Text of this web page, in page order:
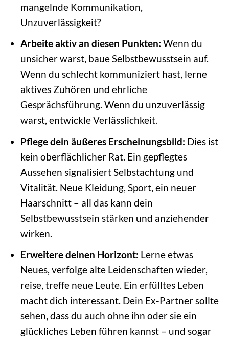
mangelnde Kommunikation,
Unzuverlässigkeit?
Arbeite aktiv an diesen Punkten: Wenn du
unsicher warst, baue Selbstbewusstsein auf.
Wenn du schlecht kommuniziert hast, lerne
aktives Zuhören und ehrliche
Gesprächsführung. Wenn du unzuverlässig
warst, entwickle Verlässlichkeit.
Pflege dein äußeres Erscheinungsbild: Dies ist
kein oberflächlicher Rat. Ein gepflegtes
Aussehen signalisiert Selbstachtung und
Vitalität. Neue Kleidung, Sport, ein neuer
Haarschnitt – all das kann dein
Selbstbewusstsein stärken und anziehender
wirken.
Erweitere deinen Horizont: Lerne etwas
Neues, verfolge alte Leidenschaften wieder,
reise, treffe neue Leute. Ein erfülltes Leben
macht dich interessant. Dein Ex-Partner sollte
sehen, dass du auch ohne ihn oder sie ein
glückliches Leben führen kannst – und sogar